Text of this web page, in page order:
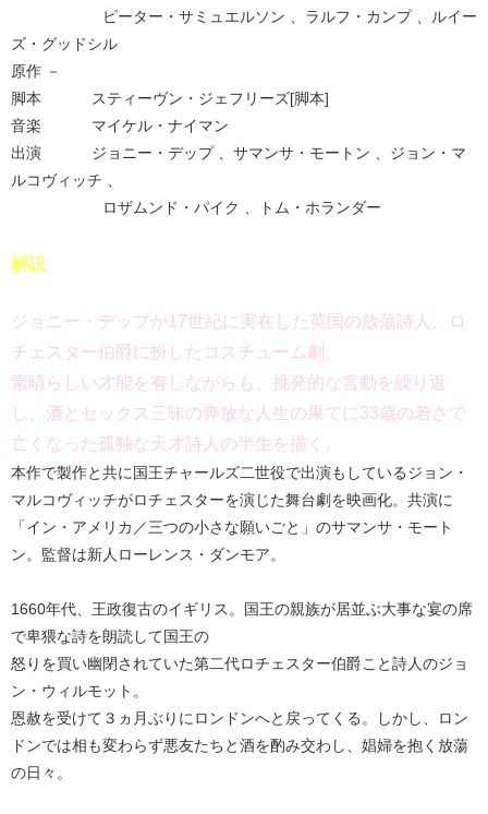
ピーター・サミュエルソン 、ラルフ・カンプ 、ルイー
ズ・グッドシル
原作 －
脚本 スティーヴン・ジェフリーズ[脚本]
音楽 マイケル・ナイマン
出演 ジョニー・デップ 、サマンサ・モートン 、ジョン・マ
ルコヴィッチ 、
ロザムンド・パイク 、トム・ホランダー
解説
ジョニー・デップが17世紀に実在した英国の放蕩詩人、ロ
チェスター伯爵に扮したコスチューム劇。
素晴らしい才能を有しながらも、挑発的な言動を繰り返
し、酒とセックス三昧の奔放な人生の果てに33歳の若さで
亡くなった孤独な天才詩人の半生を描く。
本作で製作と共に国王チャールズ二世役で出演もしているジョン・
マルコヴィッチがロチェスターを演じた舞台劇を映画化。共演に
「イン・アメリカ／三つの小さな願いごと」のサマンサ・モート
ン。監督は新人ローレンス・ダンモア。
1660年代、王政復古のイギリス。国王の親族が居並ぶ大事な宴の席
で卑猥な詩を朗読して国王の
怒りを買い幽閉されていた第二代ロチェスター伯爵こと詩人のジョ
ン・ウィルモット。
恩赦を受けて３ヵ月ぶりにロンドンへと戻ってくる。しかし、ロン
ドンでは相も変わらず悪友たちと酒を酌み交わし、娼婦を抱く放蕩
の日々。